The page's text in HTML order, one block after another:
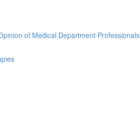
of Medical Department Professionals